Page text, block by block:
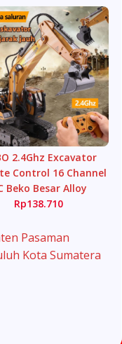
2.4Ghz Excavator
Control 16 Channel
Beko Besar Alloy
Rp138.710
Pasaman
Kota Sumatera